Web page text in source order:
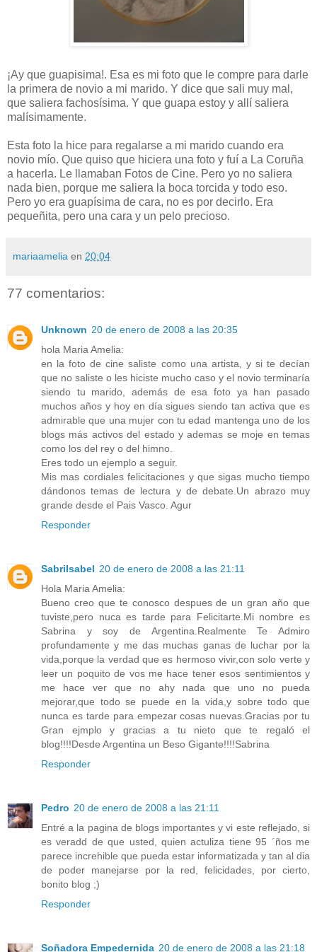
¡Ay que guapisima!. Esa es mi foto que le compre para darle
la primera de novio a mi marido. Y dice que sali muy mal,
que saliera fachosísima. Y que guapa estoy y allí saliera
malísimamente.
Esta foto la hice para regalarse a mi marido cuando era
novio mío. Que quiso que hiciera una foto y fuí a La Coruña
a hacerla. Le llamaban Fotos de Cine. Pero yo no saliera
nada bien, porque me saliera la boca torcida y todo eso.
Pero yo era guapísima de cara, no es por decirlo. Era
pequeñita, pero una cara y un pelo precioso.
mariaamelia en 20:04
77 comentarios:
Unknown 20 de enero de 2008 a las 20:35
hola Maria Amelia:
en la foto de cine saliste como una artista, y si te decían
que no saliste o les hiciste mucho caso y el novio terminaría
siendo tu marido, además de esa foto ya han pasado
muchos años y hoy en día sigues siendo tan activa que es
admirable que una mujer con tu edad mantenga uno de los
blogs más activos del estado y ademas se moje en temas
como los del rey o del himno.
Eres todo un ejemplo a seguir.
Mis mas cordiales felicitaciones y que sigas mucho tiempo
dándonos temas de lectura y de debate.Un abrazo muy
grande desde el Pais Vasco. Agur
Responder
SabriIsabel 20 de enero de 2008 a las 21:11
Hola Maria Amelia:
Bueno creo que te conosco despues de un gran año que
tuviste,pero nuca es tarde para Felicitarte.Mi nombre es
Sabrina y soy de Argentina.Realmente Te Admiro
profundamente y me das muchas ganas de luchar por la
vida,porque la verdad que es hermoso vivir,con solo verte y
leer un poquito de vos me hace tener esos sentimientos y
me hace ver que no ahy nada que uno no pueda
mejorar,que todo se puede en la vida,y sobre todo que
nunca es tarde para empezar cosas nuevas.Gracias por tu
Gran ejmplo y gracias a tu nieto que te regaló el
blog!!!!Desde Argentina un Beso Gigante!!!!Sabrina
Responder
Pedro 20 de enero de 2008 a las 21:11
Entré a la pagina de blogs importantes y vi este reflejado, si
es veradd de que usted, quien actuliza tiene 95 ´ños me
parece increhible que pueda estar informatizada y tan al dia
de poder manejarse por la red, felicidades, por cierto,
bonito blog ;)
Responder
Soñadora Empedernida 20 de enero de 2008 a las 21:18